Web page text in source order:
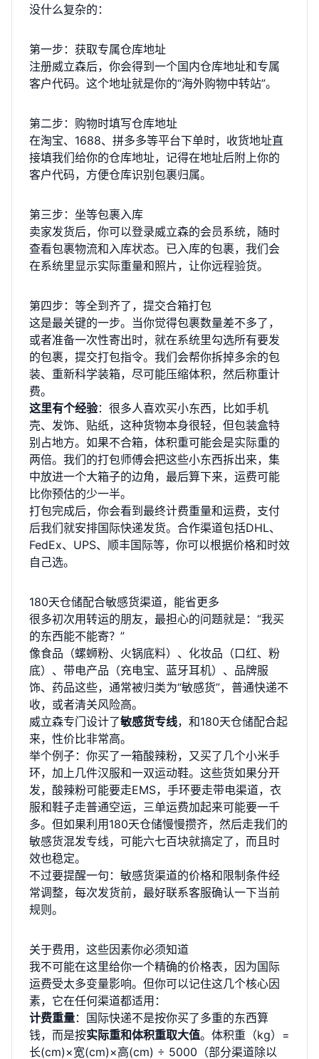
没什么复杂的：
第一步：获取专属仓库地址
注册威立森后，你会得到一个国内仓库地址和专属
客户代码。这个地址就是你的“海外购物中转站”。
第二步：购物时填写仓库地址
在淘宝、1688、拼多多等平台下单时，收货地址直
接填我们给你的仓库地址，记得在地址后附上你的
客户代码，方便仓库识别包裹归属。
第三步：坐等包裹入库
卖家发货后，你可以登录威立森的会员系统，随时
查看包裹物流和入库状态。已入库的包裹，我们会
在系统里显示实际重量和照片，让你远程验货。
第四步：等全到齐了，提交合箱打包
这是最关键的一步。当你觉得包裹数量差不多了，
或者准备一次性寄出时，就在系统里勾选所有要发
的包裹，提交打包指令。我们会帮你拆掉多余的包
装、重新科学装箱，尽可能压缩体积，然后称重计
费。
这里有个经验：很多人喜欢买小东西，比如手机
壳、发饰、贴纸，这种货物本身很轻，但包装盒特
别占地方。如果不合箱，体积重可能会是实际重的
两倍。我们的打包师傅会把这些小东西拆出来，集
中放进一个大箱子的边角，最后算下来，运费可能
比你预估的少一半。
打包完成后，你会看到最终计费重量和运费，支付
后我们就安排国际快递发货。合作渠道包括DHL、
FedEx、UPS、顺丰国际等，你可以根据价格和时效
自己选。
180天仓储配合敏感货渠道，能省更多
很多初次用转运的朋友，最担心的问题就是：“我买
的东西能不能寄？”
像食品（螺蛳粉、火锅底料）、化妆品（口红、粉
底）、带电产品（充电宝、蓝牙耳机）、品牌服
饰、药品这些，通常被归类为“敏感货”，普通快递不
收，或者清关风险高。
威立森专门设计了敏感货专线，和180天仓储配合起
来，性价比非常高。
举个例子：你买了一箱酸辣粉，又买了几个小米手
环，加上几件汉服和一双运动鞋。这些货如果分开
发，酸辣粉可能要走EMS，手环要走带电渠道，衣
服和鞋子走普通空运，三单运费加起来可能要一千
多。但如果利用180天仓储慢慢攒齐，然后走我们的
敏感货混发专线，可能六七百块就搞定了，而且时
效也稳定。
不过要提醒一句：敏感货渠道的价格和限制条件经
常调整，每次发货前，最好联系客服确认一下当前
规则。
关于费用，这些因素你必须知道
我不可能在这里给你一个精确的价格表，因为国际
运费受太多变量影响。但你可以记住这几个核心因
素，它在任何渠道都适用：
计费重量：国际快递不是按你买了多重的东西算
钱，而是按实际重和体积重取大值。体积重（kg）=
长(cm)×宽(cm)×高(cm) ÷ 5000（部分渠道除以